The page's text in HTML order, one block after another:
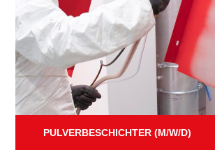
PULVERBESCHICHTER (M/W/D)